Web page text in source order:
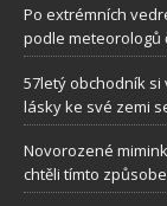
Po extrémních
podle meteorologů
57letý obchodník si
lásky ke své zemi
Novorozené
chtěli tímto